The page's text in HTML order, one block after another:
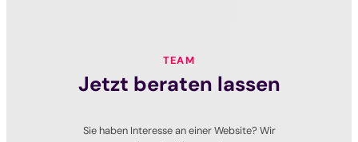
TEAM
Jetzt beraten lassen
Sie haben Interesse an einer Website? Wir